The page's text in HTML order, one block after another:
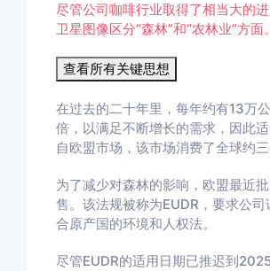
尽管公司咖啡行业取得了相当大的
卫星图像区分“森林”和“农林业”方面。
查看所有关键思想
在过去的二十年里，每年约有13万
倍，以满足不断增长的需求，因此
自欧盟市场，该市场消费了全球约
为了减少对森林的影响，欧盟最近
售。该法规被称为EUDR，要求公
合原产国的环境和人权法。
尽管EUDR的适用日期已推迟到